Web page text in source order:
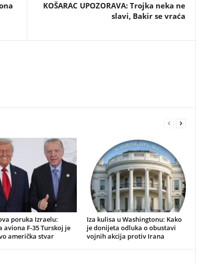
KOŠARAC UPOZORAVA: Trojka neka ne
slavi, Bakir se vraća
poruka Izraelu:
aviona F-35 Turskoj je
američka stvar
​Iza kulisa u Washingtonu: Kako
je donijeta odluka o obustavi
vojnih akcija protiv Irana